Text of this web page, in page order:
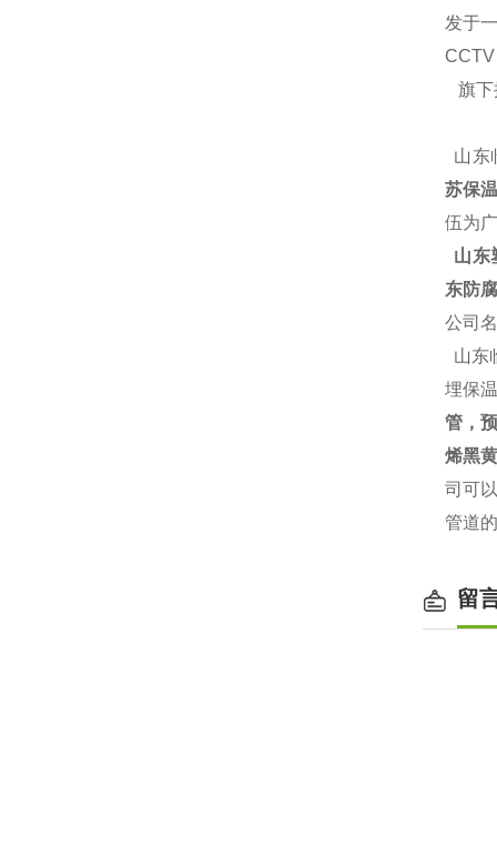
发于
旗下
山东
苏保
伍为
山东
东防
公司
山东
埋保
管，
烯黑
司可
管道
留